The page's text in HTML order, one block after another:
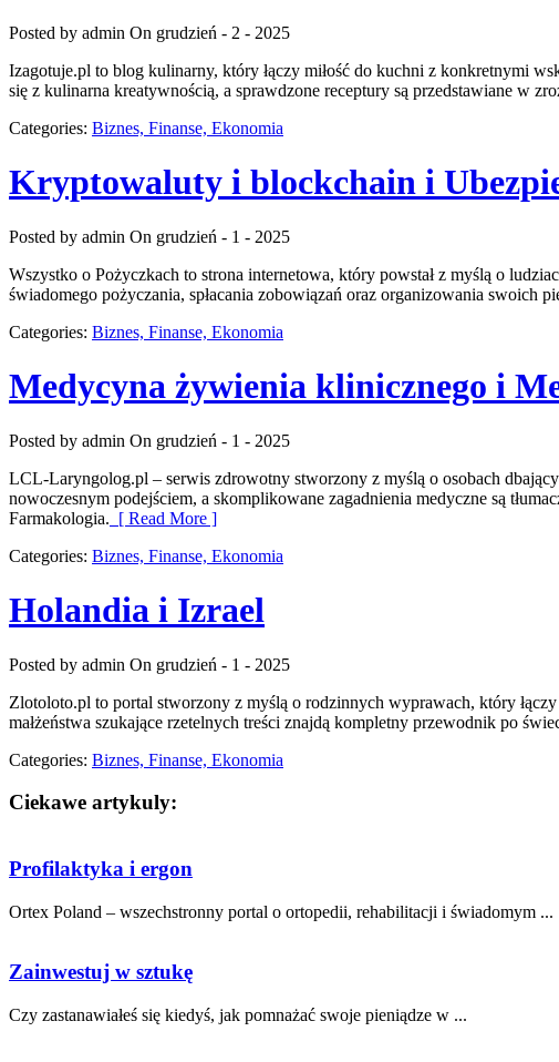
Posted by admin On grudzień - 2 - 2025
Izagotuje.pl to blog kulinarny, który łączy miłość do kuchni z konkretnymi
się z kulinarna kreatywnością, a sprawdzone receptury są przedstawiane w
Categories: Biznes, Finanse, Ekonomia
Kryptowaluty i blockchain i
Posted by admin On grudzień - 1 - 2025
Wszystko o Pożyczkach to strona internetowa, który powstał z myślą o
świadomego pożyczania, spłacania zobowiązań oraz organizowania swoich
Categories: Biznes, Finanse, Ekonomia
Medycyna żywienia klinicznego i
Posted by admin On grudzień - 1 - 2025
LCL-Laryngolog.pl – serwis zdrowotny stworzony z myślą o osobach
nowoczesnym podejściem, a skomplikowane zagadnienia medyczne są
Farmakologia. [ Read More ]
Categories: Biznes, Finanse, Ekonomia
Holandia i Izrael
Posted by admin On grudzień - 1 - 2025
Zlotoloto.pl to portal stworzony z myślą o rodzinnych wyprawach, który
małżeństwa szukające rzetelnych treści znajdą kompletny przewodnik po
Categories: Biznes, Finanse, Ekonomia
Ciekawe artykuly:
Profilaktyka i ergon
Ortex Poland – wszechstronny portal o ortopedii, rehabilitacji i świadomym ...
Zainwestuj w sztukę
Czy zastanawiałeś się kiedyś, jak pomnażać swoje pieniądze ⁣w⁢ ...